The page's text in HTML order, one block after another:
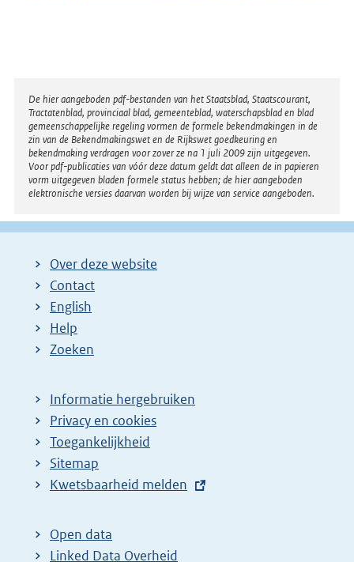
Disclaimer
De hier aangeboden pdf-bestanden van het Staatsblad, Staatscourant,
Tractatenblad, provinciaal blad, gemeenteblad, waterschapsblad en blad
gemeenschappelijke regeling vormen de formele bekendmakingen in de
zin van de Bekendmakingswet en de Rijkswet goedkeuring en
bekendmaking verdragen voor zover ze na 1 juli 2009 zijn uitgegeven.
Voor pdf-publicaties van vóór deze datum geldt dat alleen de in papieren
vorm uitgegeven bladen formele status hebben; de hier aangeboden
elektronische versies daarvan worden bij wijze van service aangeboden.
Over deze website
Contact
English
Help
Zoeken
Informatie hergebruiken
Privacy en cookies
Toegankelijkheid
Sitemap
E
t
e
Kwetsbaarheid melden
Open data
Linked Data Overheid